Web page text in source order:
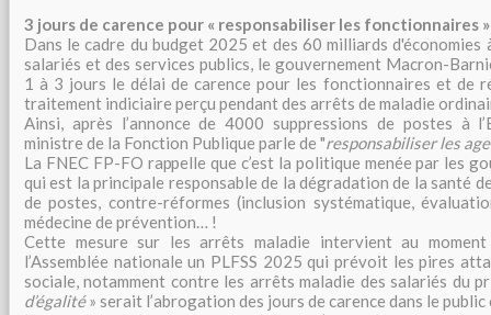
3 jours de carence pour « responsabiliser les fonctionnaires »
Dans le cadre du budget 2025 et des 60 milliards d'économies
salariés et des services publics, le gouvernement Macron-
1 à 3 jours le délai de carence pour les fonctionnaires et de
traitement indiciaire perçu pendant des arrêts de maladie
Ainsi, après l’annonce de 4000 suppressions de postes à
ministre de la Fonction Publique parle de "responsabiliser les
La FNEC FP-FO rappelle que c’est la politique menée par les
qui est la principale responsable de la dégradation de la santé
de postes, contre-réformes (inclusion systématique,
médecine de prévention… !
Cette mesure sur les arrêts maladie intervient au
l’Assemblée nationale un PLFSS 2025 qui prévoit les pires
sociale, notamment contre les arrêts maladie des salariés du
d’égalité» serait l’abrogation des jours de carence dans le public